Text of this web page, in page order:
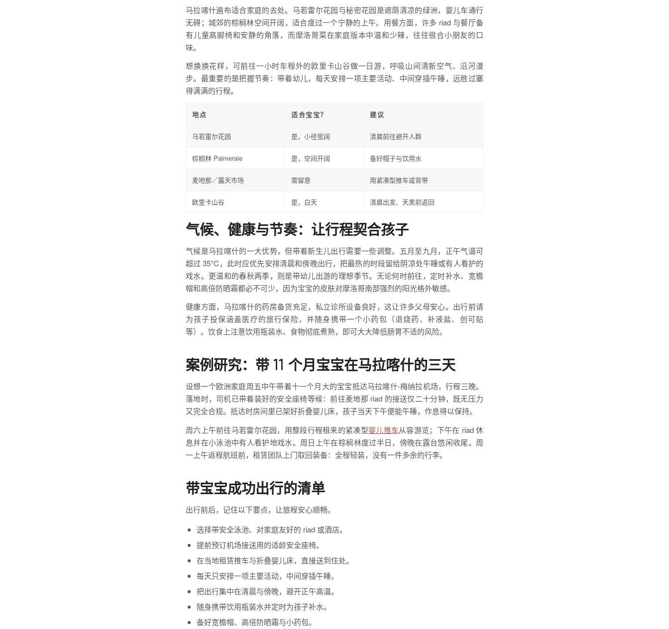
马拉喀什遍布适合家庭的去处。马若雷尔花园与秘密花园是遮荫清凉的绿洲，婴儿车通行
无碍；城郊的棕榈林空间开阔，适合度过一个宁静的上午。用餐方面，许多 riad 与餐厅备
有儿童高脚椅和安静的角落，而摩洛哥菜在家庭版本中温和少辣，往往很合小朋友的口
味。
想换换花样，可前往一小时车程外的欧里卡山谷做一日游，呼吸山间清新空气、沿河漫
步。最重要的是把握节奏：带着幼儿，每天安排一项主要活动、中间穿插午睡，远胜过塞
得满满的行程。
地点 适合宝宝？ 建议
马若雷尔花园 是，小径宽阔 清晨前往避开人群
棕榈林 Palmeraie 是，空间开阔 备好帽子与饮用水
麦地那／露天市场 需留意 用紧凑型推车或背带
欧里卡山谷 是，白天 清晨出发、天黑前返回
气候、健康与节奏：让行程契合孩子
气候是马拉喀什的一大优势，但带着新生儿出行需要一些调整。五月至九月，正午气温可
超过 35°C，此时应优先安排清晨和傍晚出行，把最热的时段留给阴凉处午睡或有人看护的
戏水。更温和的春秋两季，则是带幼儿出游的理想季节。无论何时前往，定时补水、宽檐
帽和高倍防晒霜都必不可少，因为宝宝的皮肤对摩洛哥南部强烈的阳光格外敏感。
健康方面，马拉喀什的药房备货充足，私立诊所设备良好，这让许多父母安心。出行前请
为孩子投保涵盖医疗的旅行保险，并随身携带一个小药包（退烧药、补液盐、创可贴
等）。饮食上注意饮用瓶装水、食物彻底煮熟，即可大大降低肠胃不适的风险。
案例研究：带 11 个月宝宝在马拉喀什的三天
设想一个欧洲家庭周五中午带着十一个月大的宝宝抵达马拉喀什-梅纳拉机场，行程三晚。
落地时，司机已带着装好的安全座椅等候：前往麦地那 riad 的接送仅二十分钟，既无压力
又完全合规。抵达时房间里已架好折叠婴儿床，孩子当天下午便能午睡，作息得以保持。
周六上午前往马若雷尔花园，用整段行程租来的紧凑型婴儿推车从容游览；下午在 riad 休
息并在小泳池中有人看护地戏水。周日上午在棕榈林度过半日，傍晚在露台悠闲收尾。周
一上午返程航班前，租赁团队上门取回装备：全程轻装，没有一件多余的行李。
带宝宝成功出行的清单
出行前后，记住以下要点，让旅程安心顺畅。
选择带安全泳池、对家庭友好的 riad 或酒店。
提前预订机场接送用的适龄安全座椅。
在当地租赁推车与折叠婴儿床，直接送到住处。
每天只安排一项主要活动，中间穿插午睡。
把出行集中在清晨与傍晚，避开正午高温。
随身携带饮用瓶装水并定时为孩子补水。
备好宽檐帽、高倍防晒霜与小药包。